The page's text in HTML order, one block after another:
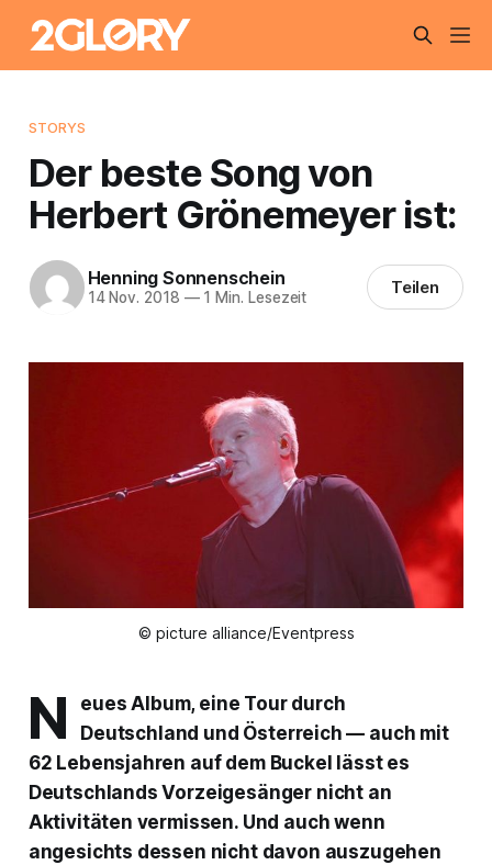
STORYS
Der beste Song von
Herbert Grönemeyer ist:
Henning Sonnenschein
14 Nov. 2018 —1 Min. Lesezeit Teilen
© picture alliance/Eventpress
N
eues Album, eine Tour durch
Deutschland und Österreich — auch mit
62 Lebensjahren auf dem Buckel lässt es
Deutschlands Vorzeigesänger nicht an
Aktivitäten vermissen. Und auch wenn
angesichts dessen nicht davon auszugehen